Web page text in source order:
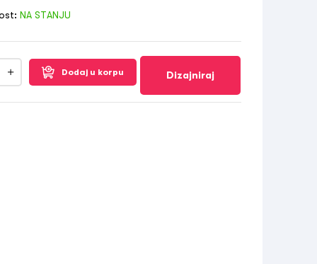
NA STANJU
Dodaj u korpu Dizajniraj